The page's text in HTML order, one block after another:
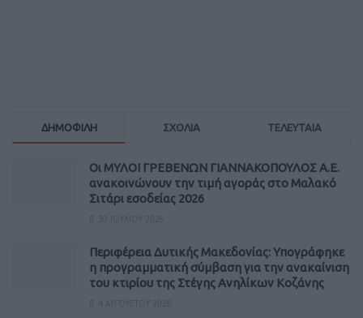
ΔΗΜΟΦΙΛΗ ΣΧΟΛΙΑ ΤΕΛΕΥΤΑΙΑ
Οι ΜΥΛΟΙ ΓΡΕΒΕΝΩΝ ΓΙΑΝΝΑΚΟΠΟΥΛΟΣ Α.Ε.
ανακοινώνουν την τιμή αγοράς στο Μαλακό
Σιτάρι εσοδείας 2026
Περιφέρεια Δυτικής Μακεδονίας: Υπογράφηκε
η προγραμματική σύμβαση για την ανακαίνιση
του κτιρίου της Στέγης Ανηλίκων Κοζάνης